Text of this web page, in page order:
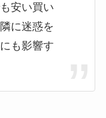
安い買い
に迷惑を
も影響す